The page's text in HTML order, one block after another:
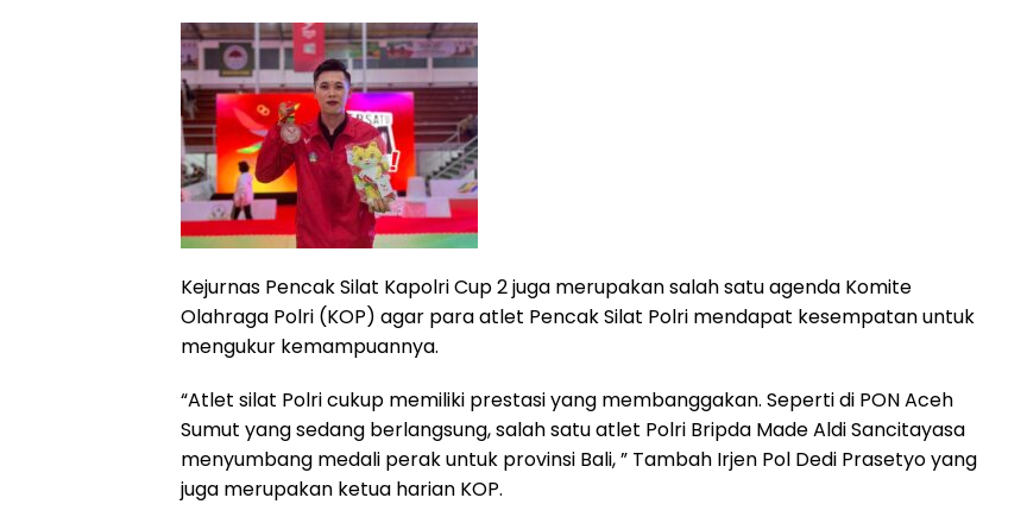
Kejurnas Pencak Silat Kapolri Cup 2 juga merupakan salah satu agenda Komite
Olahraga Polri (KOP) agar para atlet Pencak Silat Polri mendapat kesempatan untuk
mengukur kemampuannya.
“Atlet silat Polri cukup memiliki prestasi yang membanggakan. Seperti di PON Aceh
Sumut yang sedang berlangsung, salah satu atlet Polri Bripda Made Aldi Sancitayasa
menyumbang medali perak untuk provinsi Bali, ” Tambah Irjen Pol Dedi Prasetyo yang
juga merupakan ketua harian KOP.